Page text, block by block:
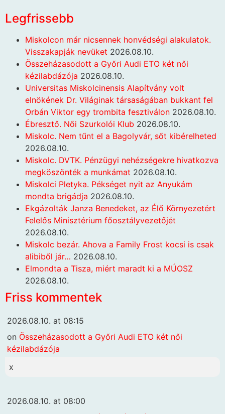
Legfrissebb
Miskolcon már nicsennek honvédségi alakulatok.
Visszakapják nevüket 2026.08.10.
Összeházasodott a Győri Audi ETO két női
kézilabdázója 2026.08.10.
Universitas Miskolcinensis Alapítvány volt
elnökének Dr. Világinak társaságában bukkant fel
Orbán Viktor egy trombita fesztiválon 2026.08.10.
Ébresztő. Női Szurkolói Klub 2026.08.10.
Miskolc. Nem tűnt el a Bagolyvár, sőt kibérelheted
2026.08.10.
Miskolc. DVTK. Pénzügyi nehézségekre hivatkozva
megköszönték a munkámat 2026.08.10.
Miskolci Pletyka. Pékséget nyit az Anyukám
mondta brigádja 2026.08.10.
Ekgázolták Janza Benedeket, az Élő Környezetért
Felelős Minisztérium főosztályvezetőjét
2026.08.10.
Miskolc bezár. Ahova a Family Frost kocsi is csak
alibiből jár… 2026.08.10.
Elmondta a Tisza, miért maradt ki a MÚOSZ
2026.08.10.
Friss kommentek
2026.08.10. at 08:15
on Összeházasodott a Győri Audi ETO két női
kézilabdázója
x
2026.08.10. at 08:00